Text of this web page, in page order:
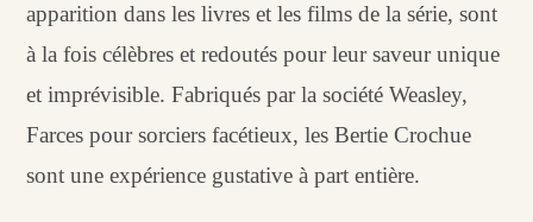
apparition dans les livres et les films de la série, sont
à la fois célèbres et redoutés pour leur saveur unique
et imprévisible. Fabriqués par la société Weasley,
Farces pour sorciers facétieux, les Bertie Crochue
sont une expérience gustative à part entière.